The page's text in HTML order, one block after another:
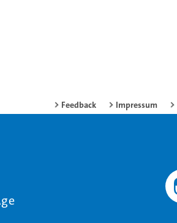
Feedback Impressum